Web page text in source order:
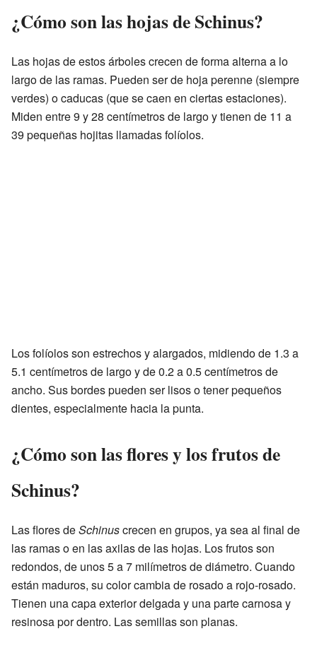
¿Cómo son las hojas de Schinus?
Las hojas de estos árboles crecen de forma alterna a lo
largo de las ramas. Pueden ser de hoja perenne (siempre
verdes) o caducas (que se caen en ciertas estaciones).
Miden entre 9 y 28 centímetros de largo y tienen de 11 a
39 pequeñas hojitas llamadas folíolos.
Los folíolos son estrechos y alargados, midiendo de 1.3 a
5.1 centímetros de largo y de 0.2 a 0.5 centímetros de
ancho. Sus bordes pueden ser lisos o tener pequeños
dientes, especialmente hacia la punta.
¿Cómo son las flores y los frutos de
Schinus?
Las flores deSchinuscrecen en grupos, ya sea al final de
las ramas o en las axilas de las hojas. Los frutos son
redondos, de unos 5 a 7 milímetros de diámetro. Cuando
están maduros, su color cambia de rosado a rojo-rosado.
Tienen una capa exterior delgada y una parte carnosa y
resinosa por dentro. Las semillas son planas.